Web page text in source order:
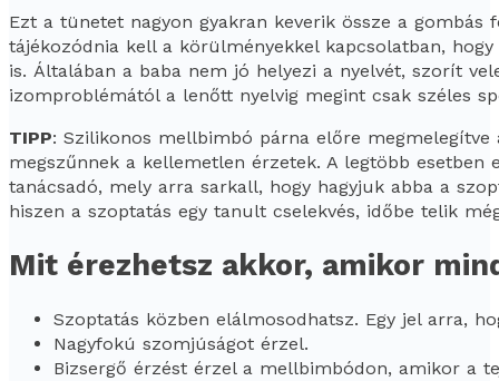
Ezt a tünetet nagyon gyakran keverik össze a gombás
tájékozódnia kell a körülményekkel kapcsolatban,
is. Általában a baba nem jó helyezi a nyelvét, szorít
izomproblémától a lenőtt nyelvig megint csak széles
TIPP: Szilikonos mellbimbó párna előre
megszűnnek a kellemetlen érzetek. A legtöbb esetben
tanácsadó, mely arra sarkall, hogy hagyjuk abba a
hiszen a szoptatás egy tanult cselekvés, időbe telik
Mit érezhetsz akkor, amikor
Szoptatás közben elálmosodhatsz. Egy jel arra,
Nagyfokú szomjúságot érzel.
Bizsergő érzést érzel a mellbimbódon, amikor a